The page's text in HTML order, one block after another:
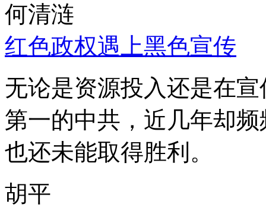
何清涟
红色政权遇上黑色宣传
无论是资源投入还是在
第一的中共，近几年却
也还未能取得胜利。
胡平